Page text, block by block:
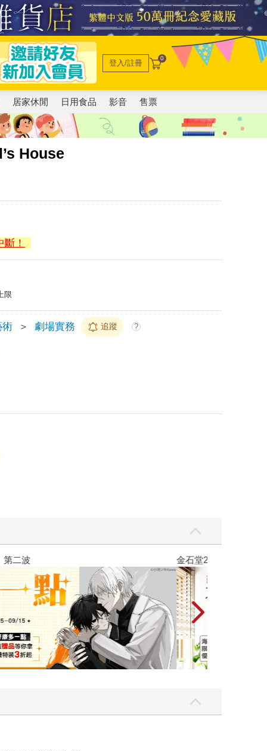
登入/註冊 0
居家休閒 日用食品 影音 售票
House
！
限
術 ＞ 劇場實務 追蹤 ?
點〉第二波 金石堂2026海